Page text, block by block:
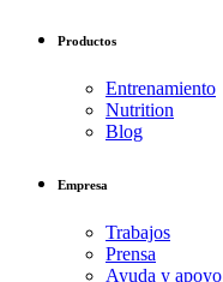
Productos
Entrenamiento
Nutrition
Blog
Empresa
Trabajos
Prensa
Ayuda y apoyo